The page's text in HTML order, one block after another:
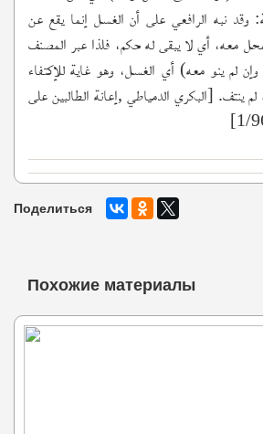
وقد نبه الرافعي على أن الغسل إنما يقع عن
معه، أي لا يبقى له حكم، فلذا عبر المصنف
لم ينو معه) أي الغسل، وهو غاية للإكتفاء
ينتف. [البكري الدمياطي ,إعانة الطالبين على
Поделиться
Похожие материалы